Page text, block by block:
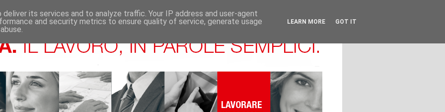
its services and to analyze traffic. Your IP address and user-agent
and security metrics to ensure quality of service, generate usage
LEARN MORE GOT IT